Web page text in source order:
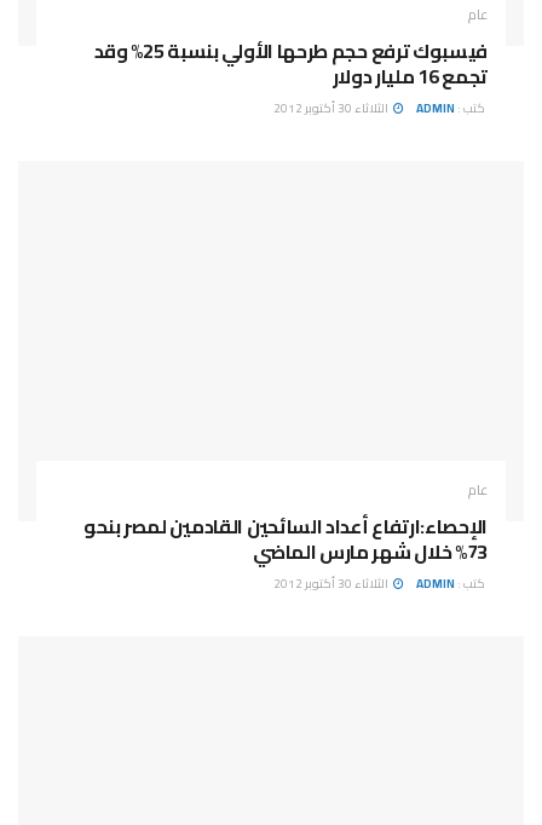
عام
فيسبوك ترفع حجم طرحها الأولي بنسبة 25% وقد
تجمع 16 مليار دولار
كتب : ADMIN الثلاثاء 30 أكتوبر 2012
عام
الإحصاء:ارتفاع أعداد السائحين القادمين لمصر بنحو
73% خلال شهر مارس الماضي
كتب : ADMIN الثلاثاء 30 أكتوبر 2012